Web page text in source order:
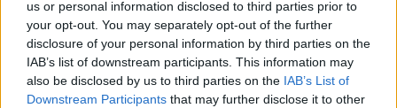
us or personal information disclosed to third parties prior to
your opt-out. You may separately opt-out of the further
disclosure of your personal information by third parties on the
IAB’s list of downstream participants. This information may
also be disclosed by us to third parties on the IAB’s List of
Downstream Participants that may further disclose it to other